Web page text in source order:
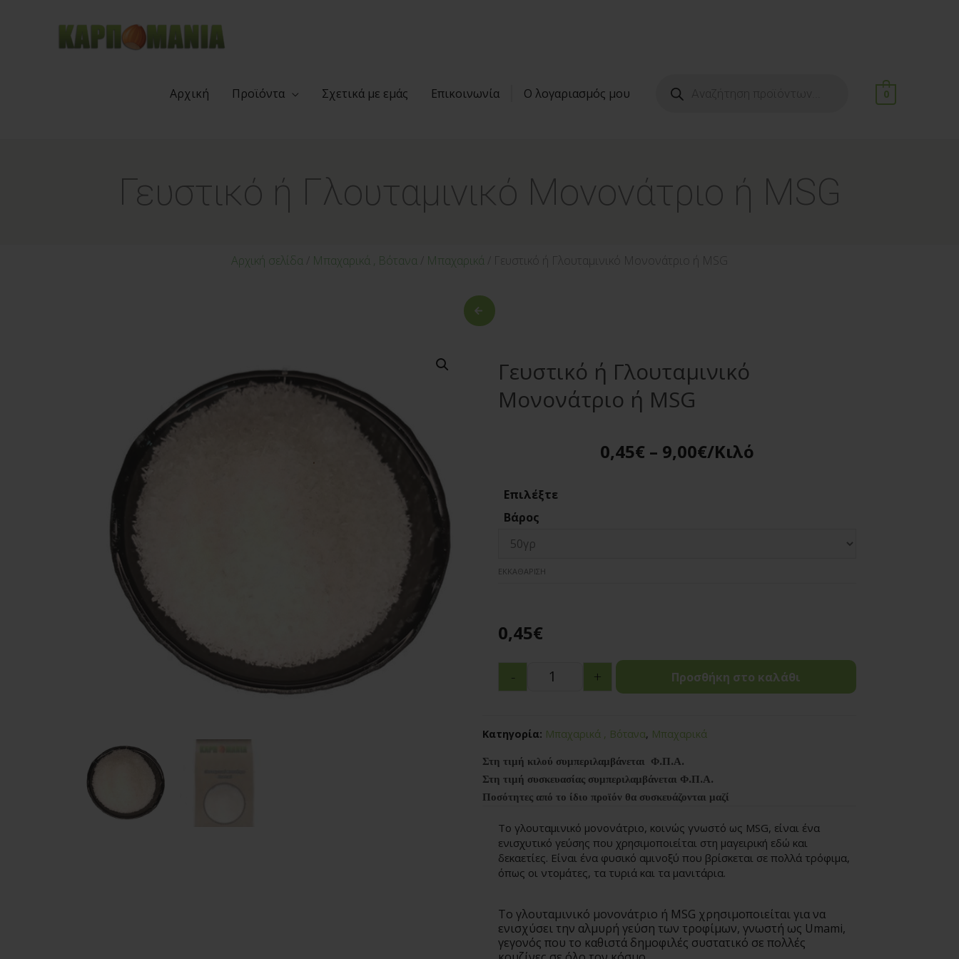
Αρχική Προϊόντα Σχετικά με εμάς Επικοινωνία Ο λογαριασμός μου 0
Γευστικό ή Γλουταμινικό Μονονάτριο ή MSG
Αρχική σελίδα Μπαχαρικά , Βότανα Μπαχαρικά / Γευστικό ή Γλουταμινικό Μονονάτριο ή MSG
Γευστικό ή Γλουταμινικό
Μονονάτριο ή MSG
0,45€ – 9,00€/Κιλό
Επιλέξτε
Βάρος
ΕΚΚΑΘΆΡΙΣΗ
0,45€
- + Προσθήκη στο καλάθι
Κατηγορία: Μπαχαρικά , Βότανα, Μπαχαρικά
Στη τιμή κιλού συμπεριλαμβάνεται Φ.Π.Α.
Στη τιμή συσκευασίας συμπεριλαμβάνεται Φ.Π.Α.
Ποσότητες από το ίδιο προϊόν θα συσκευάζονται μαζί
Το γλουταμινικό μονονάτριο, κοινώς γνωστό ως MSG, είναι ένα
ενισχυτικό γεύσης που χρησιμοποιείται στη μαγειρική εδώ και
δεκαετίες. Είναι ένα φυσικό αμινοξύ που βρίσκεται σε πολλά τρόφιμα,
όπως οι ντομάτες, τα τυριά και τα μανιτάρια.
Το γλουταμινικό μονονάτριο ή MSG χρησιμοποιείται για να
ενισχύσει την αλμυρή γεύση των τροφίμων, γνωστή ως Umami,
γεγονός που το καθιστά δημοφιλές συστατικό σε πολλές